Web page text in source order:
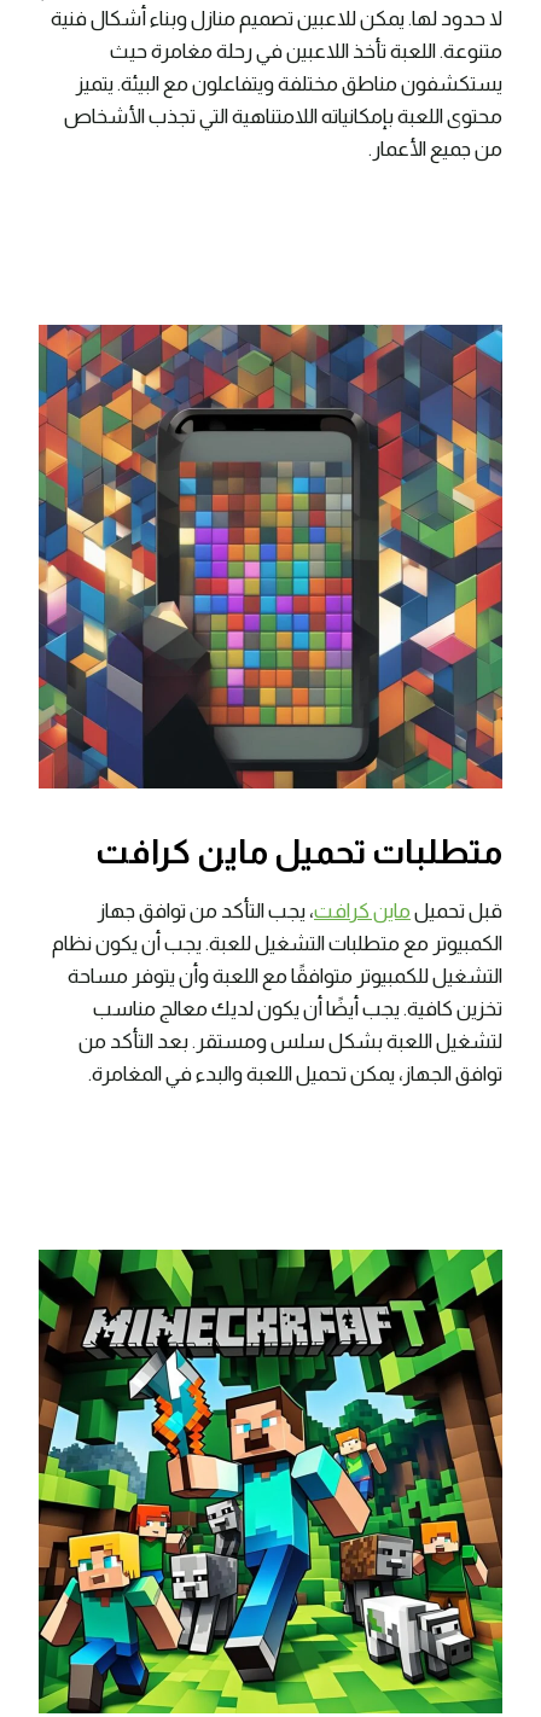
لا حدود لها. يمكن للاعبين تصميم منازل وبناء أشكال فنية
متنوعة. اللعبة تأخذ اللاعبين في رحلة مغامرة حيث
يستكشفون مناطق مختلفة ويتفاعلون مع البيئة. يتميز
محتوى اللعبة بإمكانياته اللامتناهية التي تجذب الأشخاص
من جميع الأعمار.
متطلبات تحميل ماين كرافت
قبل تحميل ماين كرافت، يجب التأكد من توافق جهاز
الكمبيوتر مع متطلبات التشغيل للعبة. يجب أن يكون نظام
التشغيل للكمبيوتر متوافقًا مع اللعبة وأن يتوفر مساحة
تخزين كافية. يجب أيضًا أن يكون لديك معالج مناسب
لتشغيل اللعبة بشكل سلس ومستقر. بعد التأكد من
توافق الجهاز، يمكن تحميل اللعبة والبدء في المغامرة.